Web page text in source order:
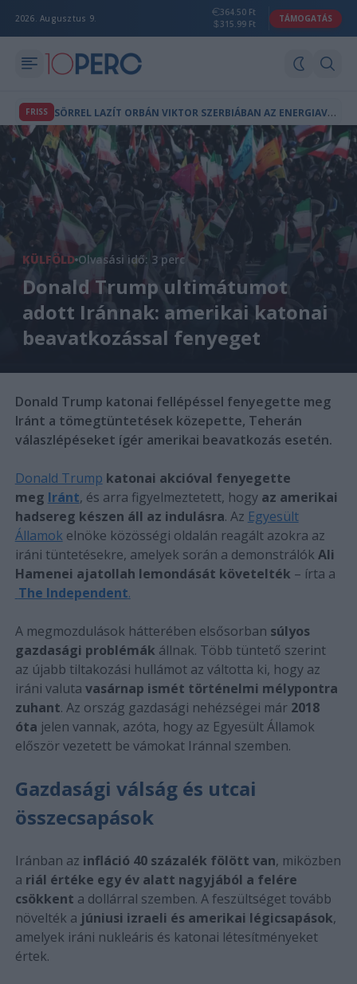
2026. Augusztus 9.
364.50 Ft
315.99 Ft
TÁMOGATÁS
FRISS S
ÖRREL LAZÍT ORBÁN VIKTOR SZERBIÁBAN AZ ENERGIAVÁLSÁG ALATT
KÜLFÖLD Olvasási idő: 3 perc
Donald Trump ultimátumot
adott Iránnak: amerikai katonai
beavatkozással fenyeget
Donald Trump katonai fellépéssel fenyegette meg
Iránt a tömegtüntetések közepette, Teherán
válaszlépéseket ígér amerikai beavatkozás esetén.
Donald Trump katonai akcióval fenyegette
meg Iránt, és arra figyelmeztetett, hogy az amerikai
hadsereg készen áll az indulásra. Az Egyesült
Államok elnöke közösségi oldalán reagált azokra az
iráni tüntetésekre, amelyek során a demonstrálók Ali
Hamenei ajatollah lemondását követelték – írta a
The Independent.
A megmozdulások hátterében elsősorban súlyos
gazdasági problémák állnak. Több tüntető szerint
az újabb tiltakozási hullámot az váltotta ki, hogy az
iráni valuta vasárnap ismét történelmi mélypontra
zuhant. Az ország gazdasági nehézségei már 2018
óta jelen vannak, azóta, hogy az Egyesült Államok
először vezetett be vámokat Iránnal szemben.
Gazdasági válság és utcai
összecsapások
Iránban az infláció 40 százalék fölött van, miközben
a riál értéke egy év alatt nagyjából a felére
csökkent a dollárral szemben. A feszültséget tovább
növelték a júniusi izraeli és amerikai légicsapások,
amelyek iráni nukleáris és katonai létesítményeket
értek.